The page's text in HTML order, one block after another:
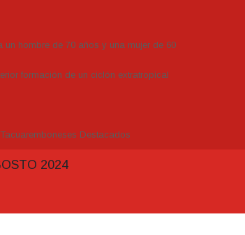
un hombre de 70 años y una mujer de 60
formación de un ciclón extratropical
Destacados